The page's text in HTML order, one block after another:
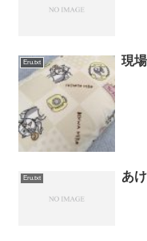
Eru.txt 現
Eru.txt あ